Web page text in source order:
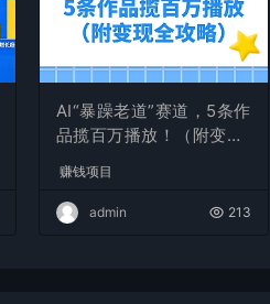
AI“暴躁老道”赛道，5条作
品揽百万播放！（附变现
赚钱项目
admin 213